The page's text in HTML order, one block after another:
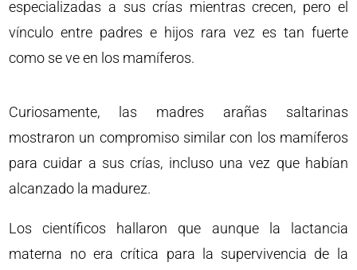
especializadas a sus crías mientras crecen, pero el
vínculo entre padres e hijos rara vez es tan fuerte
como se ve en los mamíferos.
Curiosamente, las madres arañas saltarinas
mostraron un compromiso similar con los mamíferos
para cuidar a sus crías, incluso una vez que habían
alcanzado la madurez.
Los científicos hallaron que aunque la lactancia
materna no era crítica para la supervivencia de la